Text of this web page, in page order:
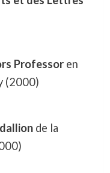
Professoren
(2000)
de la